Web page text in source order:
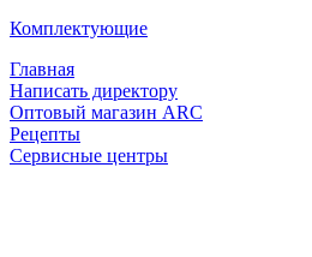
Комплектующие
Главная
Написать директору
Оптовый магазин ARC
Рецепты
Сервисные центры